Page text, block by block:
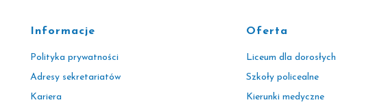
Informacje
Polityka prywatności
Adresy sekretariatów
Kariera
Oferta
Liceum dla dorosłych
Szkoły policealne
Kierunki medyczne